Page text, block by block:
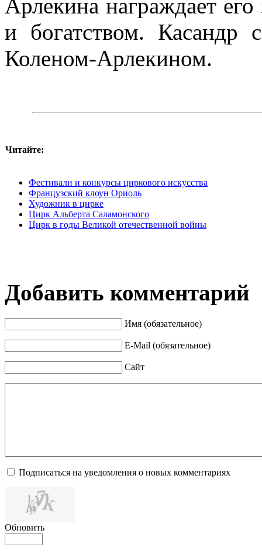
Арлекина награждает
и богатством. Касандр
Коленом-Арлекином.
Читайте:
Фестивали и конкурсы циркового искусства
Французский клоун Ориоль
Художник в цирке
Цирк Альберта Саламонского
Цирк в годы Великой отечественной войны
Добавить комментарий
Имя (обязательное)
E-Mail (обязательное)
Сайт
Подписаться на уведомления о новых комментариях
Обновить